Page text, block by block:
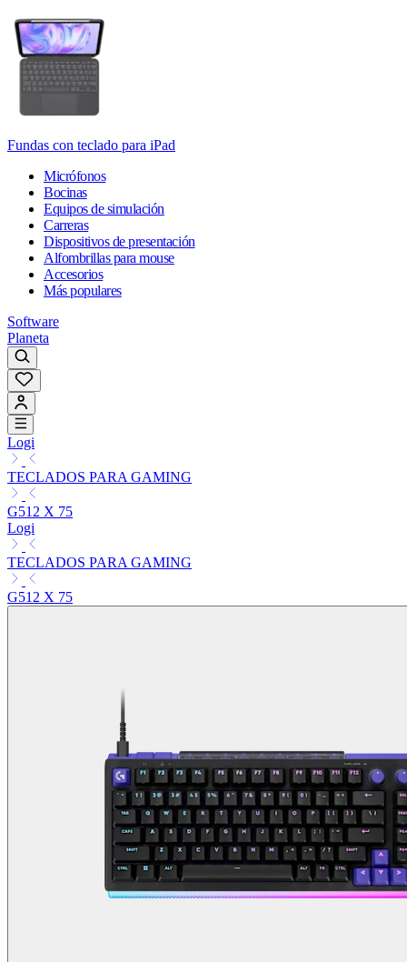
Fundas con teclado para iPad
Micrófonos
Bocinas
Equipos de simulación
Carreras
Dispositivos de presentación
Alfombrillas para mouse
Accesorios
Más populares
Software
Planeta
Logi
TECLADOS PARA GAMING
G512 X 75
Logi
TECLADOS PARA GAMING
G512 X 75